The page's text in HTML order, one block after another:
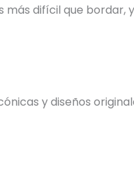
difícil que bordar,
y diseños